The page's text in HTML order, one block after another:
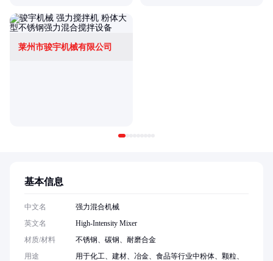
莱州市骏宇机械有限公司
基本信息
中文名
强力混合机械
英文名
High-Intensity Mixer
材质/材料
不锈钢、碳钢、耐磨合金
用途
用于化工、建材、冶金、食品等行业中粉体、颗粒、